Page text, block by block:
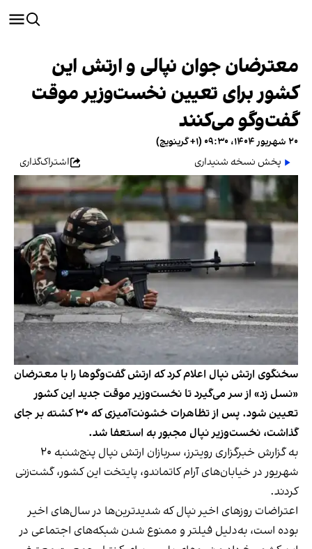
معترضان جوان نپالی و ارتش این
کشور برای تعیین نخست‌وزیر موقت
گفت‌وگو می‌کنند
۲۰ شهریور ۱۴۰۴، ۰۹:۳۰ (‎+۱ گرینویچ)
پخش نسخه شنیداری
اشتراک‌گذاری
سخنگوی ارتش نپال اعلام کرد که ارتش گفت‌وگوها را با معترضان
«نسل زد» از سر می‌گیرد تا نخست‌وزیر موقت جدید این کشور
تعیین شود. پس از تظاهرات خشونت‌آمیزی که ۳۰ کشته بر جای
گذاشت، نخست‌وزیر نپال مجبور به استعفا شد.
به گزارش خبرگزاری رویترز، سربازان ارتش نپال پنج‌شنبه ۲۰
شهریور در خیابان‌های آرام کاتماندو، پایتخت این کشور، گشت‌زنی
کردند.
اعتراضات روزهای اخیر نپال که شدیدترین‌ها در سال‌های اخیر
بوده است، به‌دلیل فیلتر و ممنوع شدن شبکه‌های اجتماعی در